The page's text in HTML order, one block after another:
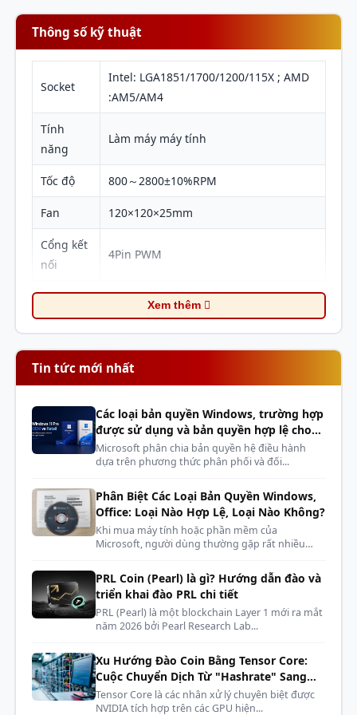
ánh sáng ấn tượng, giúp tản nhiệt không chỉ mạnh
mẽ mà còn đẹp mắt, làm nổi bật mọi dàn máy tính.
Thông số kỹ thuật
Socket
Intel: LGA1851/1700/1200/115X ; AMD
:AM5/AM4
Tính
năng
Làm máy máy tính
Tốc độ 800～2800±10%RPM
Fan 120×120×25mm
Cổng kết
nối
4Pin PWM
Độ ồn 28dB(A) Max.
Màu sắc Đen
Bảo hành 36 tháng
Xem thêm
Tin tức mới nhất
Các loại bản quyền Windows, trường hợp
được sử dụng và bản quyền hợp lệ cho
phòng máy, dàn net, cyber
Microsoft phân chia bản quyền hệ điều hành
dựa trên phương thức phân phối và đối...
Phân Biệt Các Loại Bản Quyền Windows,
Office: Loại Nào Hợp Lệ, Loại Nào Không?
Khi mua máy tính hoặc phần mềm của
Microsoft, người dùng thường gặp rất nhiều
PRL Coin (Pearl) là gì? Hướng dẫn đào và
triển khai đào PRL chi tiết
PRL (Pearl) là một blockchain Layer 1 mới ra mắt
năm 2026 bởi Pearl Research Lab...
Xu Hướng Đào Coin Bằng Tensor Core:
Cuộc Chuyển Dịch Từ "Hashrate" Sang
"AI Compute"
Tensor Core là các nhân xử lý chuyên biệt được
NVIDIA tích hợp trên các GPU hiện...